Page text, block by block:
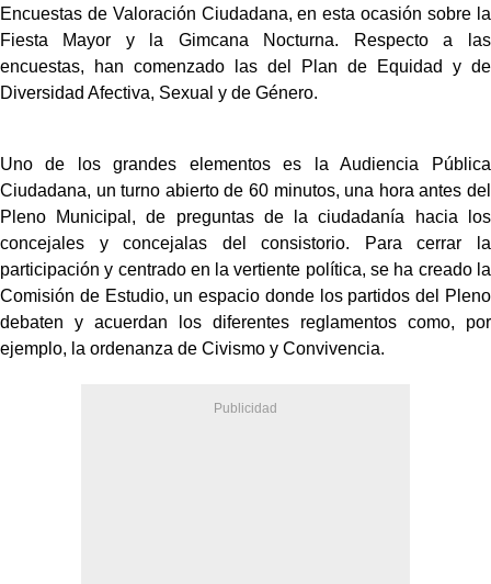
Encuestas de Valoración Ciudadana, en esta ocasión sobre la
Fiesta Mayor y la Gimcana Nocturna. Respecto a las
encuestas, han comenzado las del Plan de Equidad y de
Diversidad Afectiva, Sexual y de Género.
Uno de los grandes elementos es la Audiencia Pública
Ciudadana, un turno abierto de 60 minutos, una hora antes del
Pleno Municipal, de preguntas de la ciudadanía hacia los
concejales y concejalas del consistorio. Para cerrar la
participación y centrado en la vertiente política, se ha creado la
Comisión de Estudio, un espacio donde los partidos del Pleno
debaten y acuerdan los diferentes reglamentos como, por
ejemplo, la ordenanza de Civismo y Convivencia.